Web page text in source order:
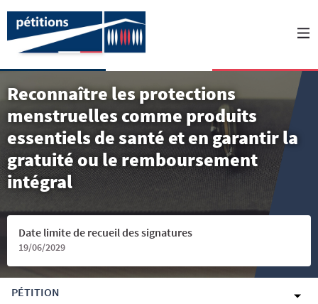
Reconnaître les protections
menstruelles comme produits
essentiels de santé et en garantir la
gratuité ou le remboursement
intégral
Date limite de recueil des signatures
19/06/2029
PÉTITION